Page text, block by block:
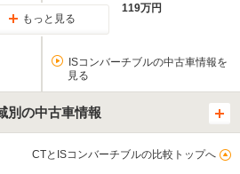
119万円
もっと見る
ISコンバーチブルの中古車情報を
見る
別の中古車情報
CTとISコンバーチブルの比較トップへ